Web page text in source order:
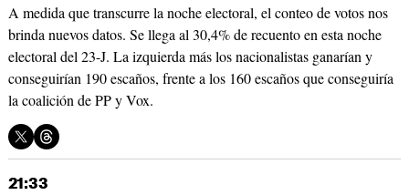
A medida que transcurre la noche electoral, el conteo de votos nos
brinda nuevos datos. Se llega al 30,4% de recuento en esta noche
electoral del 23-J. La izquierda más los nacionalistas ganarían y
conseguirían 190 escaños, frente a los 160 escaños que conseguiría
la coalición de PP y Vox.
21:33